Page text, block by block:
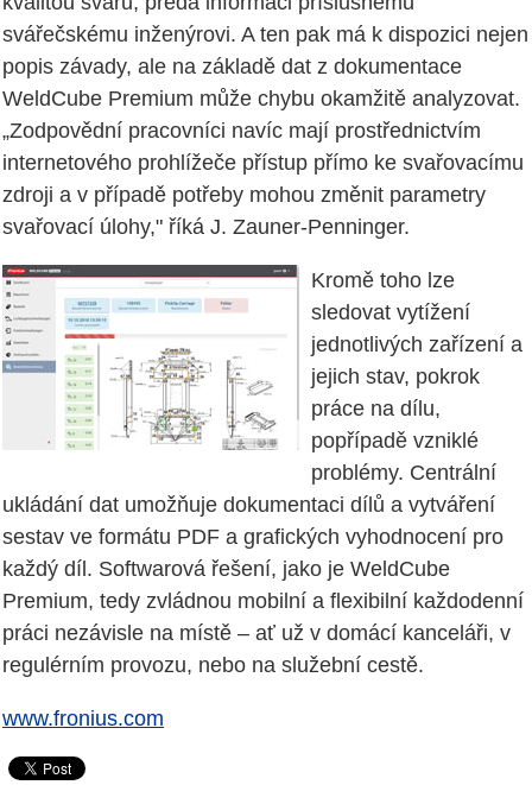
svářečskému inženýrovi. A ten pak má k dispozici nejen
popis závady, ale na základě dat z dokumentace
WeldCube Premium může chybu okamžitě analyzovat.
„Zodpovědní pracovníci navíc mají prostřednictvím
internetového prohlížeče přístup přímo ke svařovacímu
zdroji a v případě potřeby mohou změnit parametry
svařovací úlohy," říká J. Zauner-Penninger.
Kromě toho lze
sledovat vytížení
jednotlivých zařízení a
jejich stav, pokrok
práce na dílu,
popřípadě vzniklé
problémy. Centrální
ukládání dat umožňuje dokumentaci dílů a vytváření
sestav ve formátu PDF a grafických vyhodnocení pro
každý díl. Softwarová řešení, jako je WeldCube
Premium, tedy zvládnou mobilní a flexibilní každodenní
práci nezávisle na místě – ať už v domácí kanceláři, v
regulérním provozu, nebo na služební cestě.
www.fronius.com